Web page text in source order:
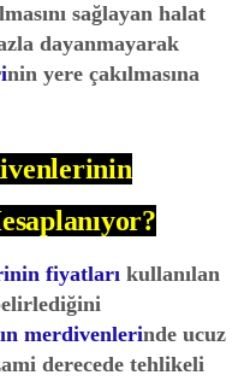
sağlayan halat
dayanmayarak
nin yere çakılmasına
fiyatları kullanılan
merdivenlerinde ucuz
derecede tehlikeli